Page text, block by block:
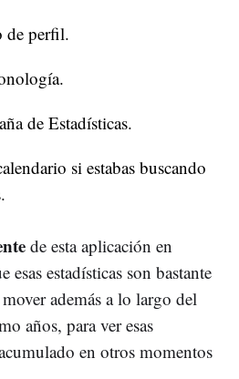
de perfil.
de Estadísticas.
si estabas buscando
de esta aplicación en
estadísticas son bastante
además a lo largo del
años, para ver esas
en otros momentos